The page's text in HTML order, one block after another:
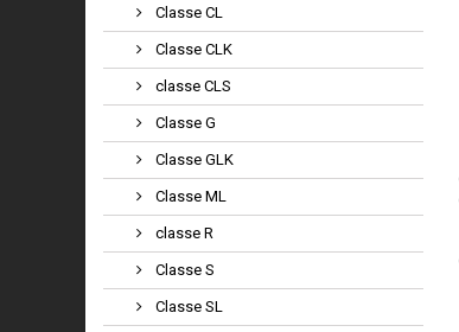
Classe CL
Classe CLK
classe CLS
Classe G
Classe GLK
Classe ML
classe R
Classe S
Classe SL